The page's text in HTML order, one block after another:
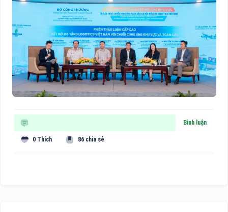
Bình luận
0 Thích 86 chia sẻ